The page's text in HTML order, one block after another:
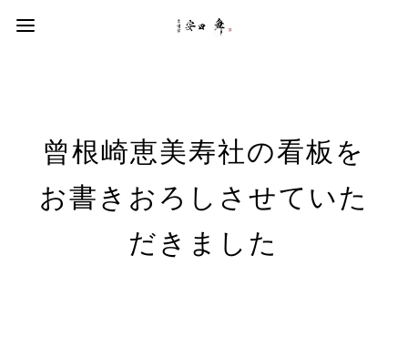
曾根崎恵美寿社の看板を
お書きおろしさせていた
だきました